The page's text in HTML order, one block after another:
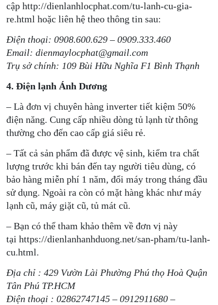
cập http://dienlanhlocphat.com/tu-lanh-cu-gia-
re.html hoặc liên hệ theo thông tin sau:
Điện thoại: 0908.600.629 – 0909.333.460
Email: dienmaylocphat@gmail.com
Trụ sở chính: 109 Bùi Hữu Nghĩa F1 Bình Thạnh
4. Điện lạnh Ánh Dương
– Là đơn vị chuyên hàng inverter tiết kiệm 50%
điện năng. Cung cấp nhiều dòng tủ lạnh từ thông
thường cho đến cao cấp giá siêu rẻ.
– Tất cả sản phẩm đã được vệ sinh, kiểm tra chất
lượng trước khi bán đến tay người tiêu dùng, có
bảo hàng miễn phí 1 năm, đổi máy trong tháng đầu
sử dụng. Ngoài ra còn có mặt hàng khác như máy
lạnh cũ, máy giặt cũ, tủ mát cũ.
– Bạn có thể tham khảo thêm về đơn vị này
tại https://dienlanhanhduong.net/san-pham/tu-lanh-
cu.html.
Địa chỉ : 429 Vườn Lài Phường Phú thọ Hoà Quận
Tân Phú TP.HCM
Điện thoại : 02862747145 – 0912911680 –